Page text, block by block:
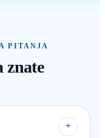
PITANJA
znate
+